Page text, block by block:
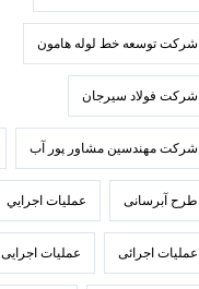
شرکت توسعه خط لوله هامون
شرکت فولاد سيرجان
شرکت مهندسین مشاور پور آب
طرح آبرسانی عمليات اجرايي
عملیات اجرائی عملیات اجرایی